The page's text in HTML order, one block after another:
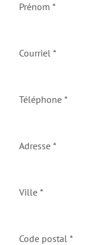
Prénom
Courriel
Téléphone
Adresse
Ville
Code postal